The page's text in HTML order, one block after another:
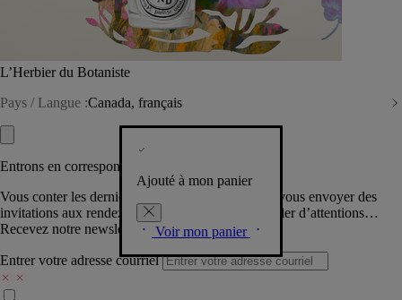
L’Herbier du Botaniste
Pays / Langue :Canada, français
Ajouté à mon panier
Voir mon panier
Entrons en correspondance​
Vous conter les dernières créations de la Maison, vous envoyer des
invitations aux rendez-vous Diptyque, vous combler d’attentions…
Recevez notre newsletter.
Entrer votre adresse courriel